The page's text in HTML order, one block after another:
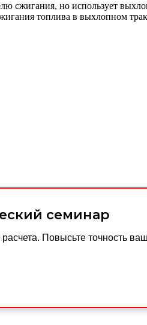
сжигания, но использует
топлива в выхлопном
семинар
Повысьте точность